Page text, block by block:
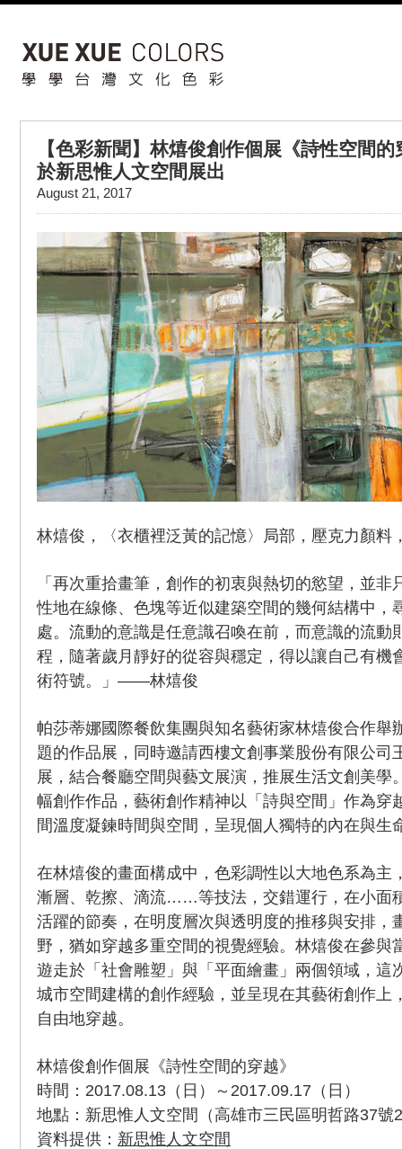
【色彩新聞】林熺俊創作個展《詩性空間
於新思惟人文空間展出
August 21, 2017
林熺俊，〈衣櫃裡泛黃的記憶〉局部，壓克力顏料
「再次重拾畫筆，創作的初衷與熱切的慾望，並
性地在線條、色塊等近似建築空間的幾何結構中，
處。流動的意識是任意識召喚在前，而意識的流動
程，隨著歲月靜好的從容與穩定，得以讓自己有機
術符號。」——林熺俊
帕莎蒂娜國際餐飲集團與知名藝術家林熺俊合作舉
題的作品展，同時邀請西樓文創事業股份有限公司
展，結合餐廳空間與藝文展演，推展生活文創美學
幅創作作品，藝術創作精神以「詩與空間」作為穿
間溫度凝鍊時間與空間，呈現個人獨特的內在與生
在林熺俊的畫面構成中，色彩調性以大地色系為主
漸層、乾擦、滴流……等技法，交錯運行，在小面
活躍的節奏，在明度層次與透明度的推移與安排，
野，猶如穿越多重空間的視覺經驗。林熺俊在參與
遊走於「社會雕塑」與「平面繪畫」兩個領域，這
城市空間建構的創作經驗，並呈現在其藝術創作上
自由地穿越。
林熺俊創作個展《詩性空間的穿越》
時間：2017.08.13（日）～2017.09.17（日）
地點：新思惟人文空間（高雄市三民區明哲路37號
資料提供： 新思惟人文空間